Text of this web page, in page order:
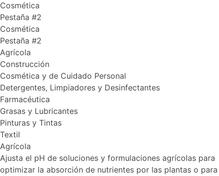
Cosmética
Pestaña #2
Cosmética
Pestaña #2
Agrícola
Construcción
Cosmética y de Cuidado Personal
Detergentes, Limpiadores y Desinfectantes
Farmacéutica
Grasas y Lubricantes
Pinturas y Tintas
Textil
Agrícola
Ajusta el pH de soluciones y formulaciones agrícolas para
optimizar la absorción de nutrientes por las plantas o para